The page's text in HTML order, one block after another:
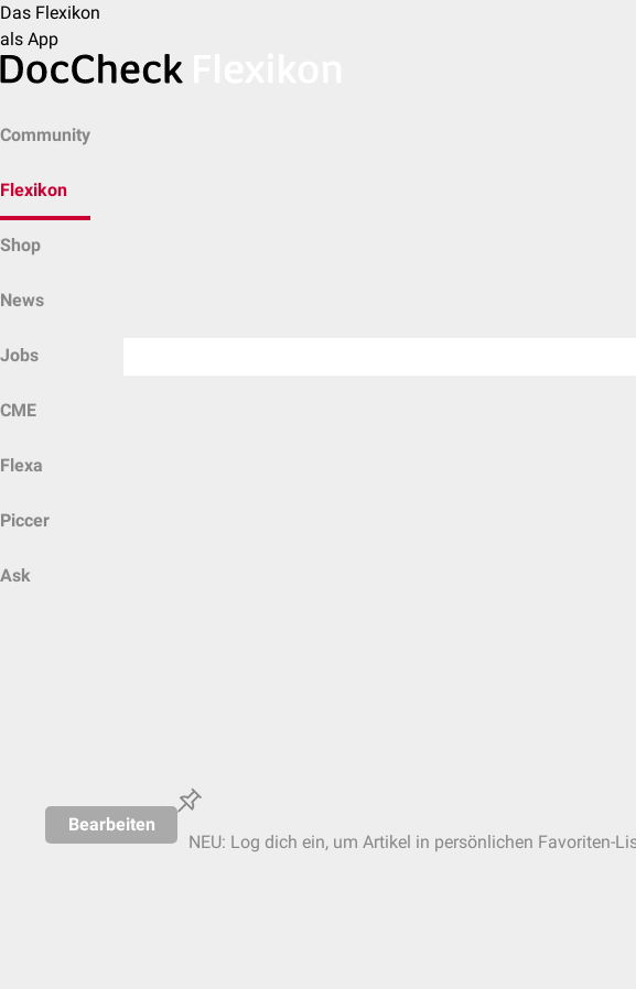
Das Flexikon
als App
Community
Flexikon
Shop
News
Jobs
CME
Flexa
Piccer
Ask
Bearbeiten
NEU: Log dich ein, um Artikel in persönlichen Favoriten-